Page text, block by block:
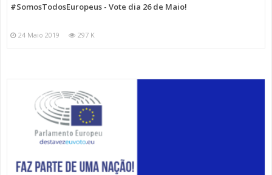
#SomosTodosEuropeus - Vote dia 26 de Maio!
24 Maio 2019 297 K